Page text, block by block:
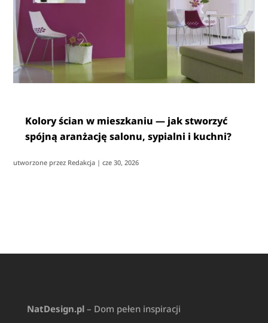
Kolory ścian w mieszkaniu — jak stworzyć
spójną aranżację salonu, sypialni i kuchni?
utworzone przez Redakcja |cze 30, 2026
NatDesign.pl– Dom pełen inspiracji